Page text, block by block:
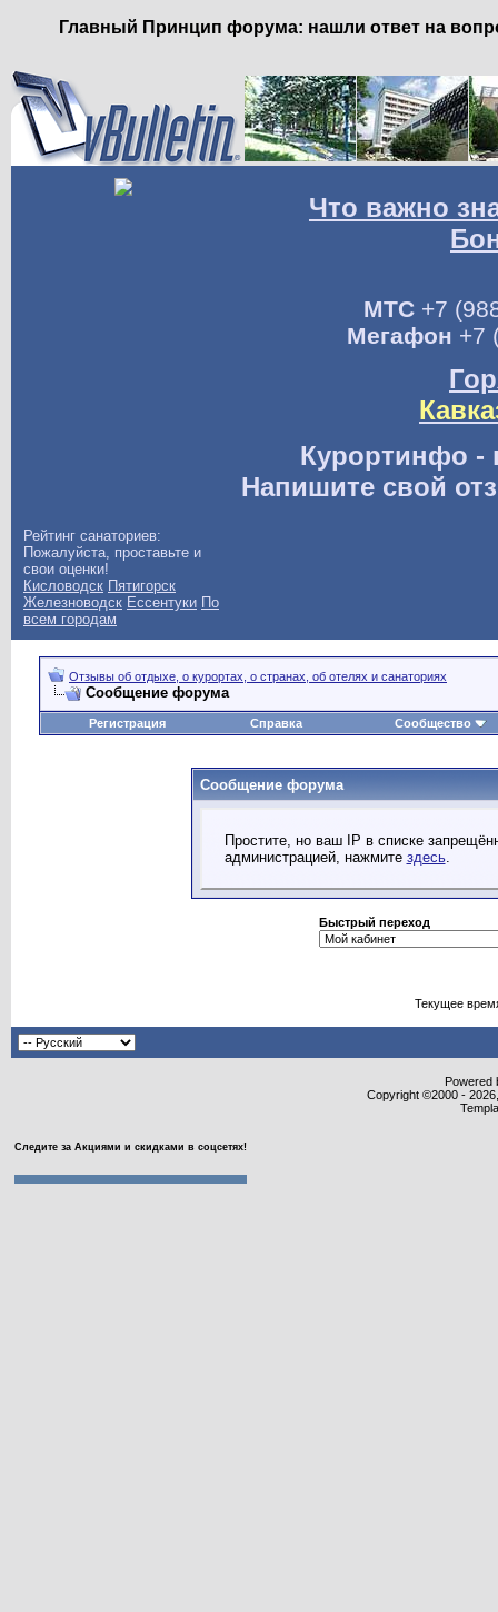
Главный Принцип форума: нашли ответ на
Что важно
МТС+7
Мегафон +7
Курортинфо -
Напишите свой
Рейтинг санаториев:
Пожалуйста, проставьте и
свои оценки!
Кисловодск Пятигорск
Железноводск Ессентуки По
всем городам
Отзывы об отдыхе, о курортах, о странах, об отелях и санаториях
Сообщение форума
Регистрация Справка Сообщество
Сообщение форума
Простите, но ваш IP в списке
администрацией, нажмите здесь.
Быстрый переход
Текущее
Powered
Copyright ©2000 -
Следите за Акциями и скидками в соцсетях!